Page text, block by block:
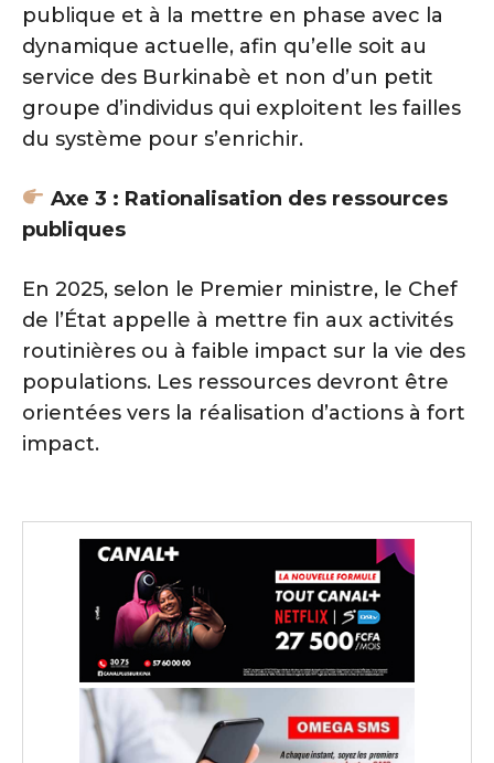
publique et à la mettre en phase avec la
dynamique actuelle, afin qu’elle soit au
service des Burkinabè et non d’un petit
groupe d’individus qui exploitent les failles
du système pour s’enrichir.
Axe 3 : Rationalisation des ressources
publiques
En 2025, selon le Premier ministre, le Chef
de l’État appelle à mettre fin aux activités
routinières ou à faible impact sur la vie des
populations. Les ressources devront être
orientées vers la réalisation d’actions à fort
impact.